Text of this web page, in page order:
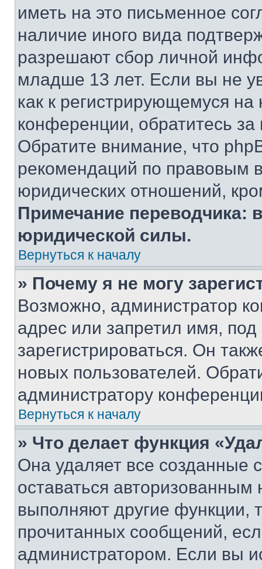
иметь на это письменное
наличие иного вида
разрешают сбор личной
младше 13 лет. Если вы не
как к регистрирующемуся
конференции, обратитесь
Обратите внимание, что
рекомендаций по правовым
юридических отношений,
Примечание переводчика:
юридической силы.
Вернуться к началу
» Почему я не могу
Возможно, администратор
адрес или запретил имя,
зарегистрироваться. Он
новых пользователей.
администратору
Вернуться к началу
» Что делает функция
Она удаляет все созданные
оставаться
выполняют другие функции,
прочитанных сообщений,
администратором. Если вы